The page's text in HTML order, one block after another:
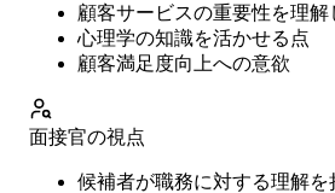
顧客サービスの重要性を理解
心理学の知識を活かせる点
顧客満足度向上への意欲
面接官の視点
候補者が職務に対する理解